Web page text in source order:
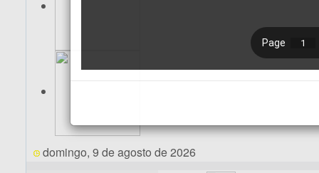
domingo, 9 de agosto de 2026